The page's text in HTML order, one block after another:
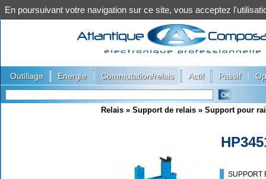
Outillage Energie Commutation/relais Actif Passif
Relais » Support de relais » Support pour
SUPPORT
En poursuivant votre navigation sur ce site, vous acceptez